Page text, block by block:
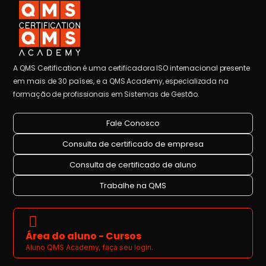
A QMS Certification é uma certificadora ISO internacional presente
em mais de 30 países, e a QMS Academy, especializada na
formação de profissionais em Sistemas de Gestão.
Fale Conosco
Consulta de certificado de empresa
Consulta de certificado de aluno
Trabalhe na QMS
Área do aluno - Cursos
Aluno QMS Academy, faça seu login.